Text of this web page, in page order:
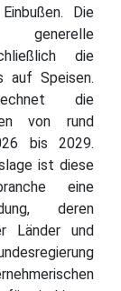
Die
generelle
die
auf Speisen.
die
von rund
bis 2029.
ist diese
eine
deren
Länder und